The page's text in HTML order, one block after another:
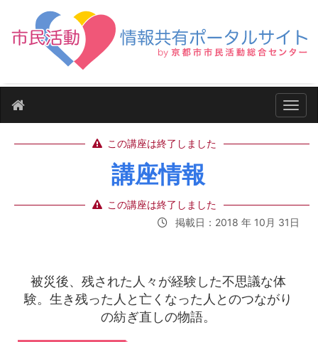
ナビ
この講座は終了しました
講座情報
この講座は終了しました
掲載日：2018 年 10月 31日
被災後、残された人々が経験した不思議な体
験。生き残った人と亡くなった人とのつながり
の紡ぎ直しの物語。